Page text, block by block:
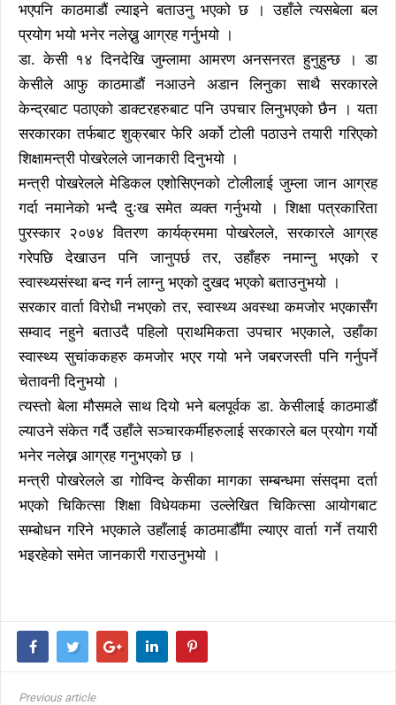
भएपनि काठमाडौं ल्याइने बताउनु भएको छ । उहाँले त्यसबेला बल
प्रयोग भयो भनेर नलेख्नु आग्रह गर्नुभयो ।
डा. केसी १४ दिनदेखि जुम्लामा आमरण अनसनरत हुनुहुन्छ । डा
केसीले आफु काठमाडौं नआउने अडान लिनुका साथै सरकारले
केन्द्रबाट पठाएको डाक्टरहरुबाट पनि उपचार लिनुभएको छैन । यता
सरकारका तर्फबाट शुक्रबार फेरि अर्को टोली पठाउने तयारी गरिएको
शिक्षामन्त्री पोखरेलले जानकारी दिनुभयो ।
मन्त्री पोखरेलले मेडिकल एशोसिएनको टोलीलाई जुम्ला जान आग्रह
गर्दा नमानेको भन्दै दुःख समेत व्यक्त गर्नुभयो । शिक्षा पत्रकारिता
पुरस्कार २०७४ वितरण कार्यक्रममा पोखरेलले, सरकारले आग्रह
गरेपछि देखाउन पनि जानुपर्छ तर, उहाँहरु नमान्नु भएको र
स्वास्थ्यसंस्था बन्द गर्न लाग्नु भएको दुखद भएको बताउनुभयो ।
सरकार वार्ता विरोधी नभएको तर, स्वास्थ्य अवस्था कमजोर भएकासँग
सम्वाद नहुने बताउदै पहिलो प्राथमिकता उपचार भएकाले, उहाँका
स्वास्थ्य सुचांककहरु कमजोर भएर गयो भने जबरजस्ती पनि गर्नुपर्ने
चेतावनी दिनुभयो ।
त्यस्तो बेला मौसमले साथ दियो भने बलपूर्वक डा. केसीलाई काठमाडौं
ल्याउने संकेत गर्दै उहाँले सञ्चारकर्मीहरुलाई सरकारले बल प्रयोग गर्यो
भनेर नलेख्न आग्रह गनुभएको छ ।
मन्त्री पोखरेलले डा गोविन्द केसीका मागका सम्बन्धमा संसद्मा दर्ता
भएको चिकित्सा शिक्षा विधेयकमा उल्लेखित चिकित्सा आयोगबाट
सम्बोधन गरिने भएकाले उहाँलाई काठमाडौँमा ल्याएर वार्ता गर्ने तयारी
भइरहेको समेत जानकारी गराउनुभयो ।
Previous article